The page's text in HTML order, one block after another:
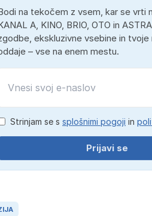
na tekočem z vsem, kar se vrti
A, KINO, BRIO, OTO in
ekskluzivne vsebine in tvoje
– vse na enem mestu.
Strinjam se s splošnimi pogoji in
Prijavi se